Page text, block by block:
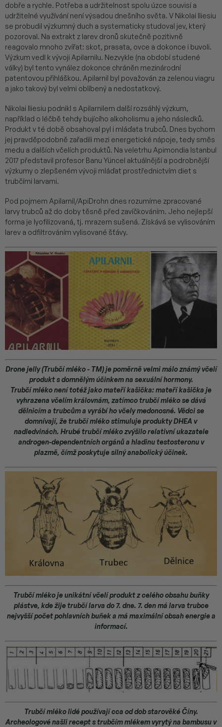
dobře a rychle. Potřeba a udržitelnost spolu úzce souvisí a
udržitelné využívání není výsadou dnešního světa. V Nikolai Iliesiu
se probudil výzkumný duch a systematicky studoval jev, který
pozoroval. Na extrakt z larev dronů skutečně pozitivně
reagovalo mnoho zvířat: skot, prasata, ovce a dokonce i buvoli.
Výzkum vedl k vývoji Apilarnilu. Nezvykle (na období studené
války) byl tento vynález dokonce chráněn mezinárodní
patentovou přihláškou. Apilarnil byl považován za zelenou viagru
a jako takový byl velmi oblíbený a nedostatkový.
Nikolai Iliesiu podnikl s Apilarnilem další rozsáhlý výzkum,
například o léčbě tehdy bujícího alkoholismu a jeho následků.
Produkt v té době obsahoval pyl i mláďata trubců. Dnes bychom
jej pravděpodobně zařadili mezi energetické nápoje, tedy směs
medu a dalších včelích produktů. Na veletrhu Apimondia Istanbul
2017 představil profesor Banu Yüncel aktuálnější a podrobnější
výzkumy o zlepšeném vývoji mláďat prostřednictvím diet s
trubčími larvami.
Pod pojmem Apilarnil/ApiDrohn dnes rozumíme zpracované
larvy trubců až do doby těsně před zavíčkováním. Jeho nejlepší
forma je lyofilizovaná, tj. mrazem sušená. Získává se vylisováním
larev a odfiltrováním vylisované šťávy.
Drone jelly (Trubčí mléko - TM) je poměrně velmi málo známý včelí
produkt s domnělým účinkem na sexuální hormony.
Trubčí mléko není totéž jako mateří kašička: mateří kašička je
vyhrazena včelím královnám, zatímco trubčí mléko se dává
dělnicím a trubcům a vyrábí ho včely medonosné. Vědci se
domnívají, že trubčí mléko stimuluje produkty DHEA v
nadledvinách. Hrubé trubčí mléko zvýšilo relativní ukazatele
androgen-dependentních orgánů a hladinu testosteronu v
plazmě, čímž poskytuje silný anabolický účinek.
Trubčí mléko je unikátní včelí produkt z celého obsahu buňky
plástve, kde žije trubčí larva do 7. dne. 7. den má larva trubce
nejvyšší počet pohlavních buňek a má maximální obsah energie a
informací.
Trubčí mléko lidé používají cca od dob starověké Číny.
Archeologové našli recept s trubčím mlékem vyrytý na bambusu v